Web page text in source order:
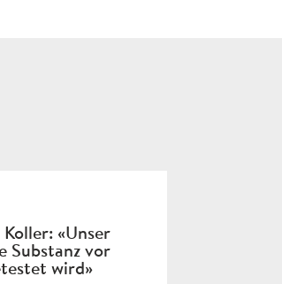
«Unser
Substanz vor
wird»